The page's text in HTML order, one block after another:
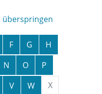
überspringen
F G
H
N O
P
V W
X